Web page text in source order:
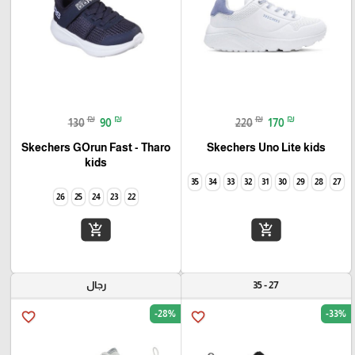
220 ₪ 170 ₪
Skechers Uno Lite kids
27
28
29
30
31
32
33
34
35
add_shopping_cart
130 ₪ 90 ₪
Skechers GOrun Fast - Tharo
kids
22
23
24
25
26
add_shopping_cart
27 - 35
favorite_border -33%
رجال
favorite_border -28%